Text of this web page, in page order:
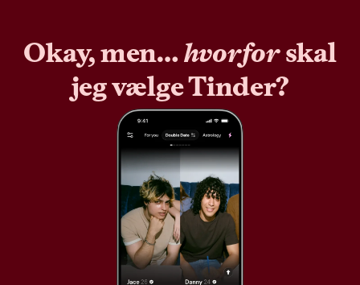
Okay, men…hvorforskal
jeg vælge Tinder?